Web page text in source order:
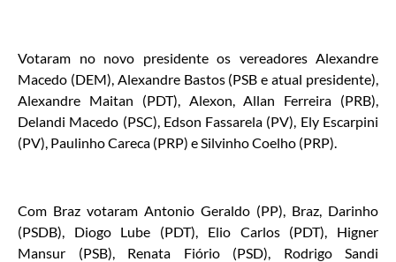
Votaram no novo presidente os vereadores Alexandre
Macedo (DEM), Alexandre Bastos (PSB e atual presidente),
Alexandre Maitan (PDT), Alexon, Allan Ferreira (PRB),
Delandi Macedo (PSC), Edson Fassarela (PV), Ely Escarpini
(PV), Paulinho Careca (PRP) e Silvinho Coelho (PRP).
Com Braz votaram Antonio Geraldo (PP), Braz, Darinho
(PSDB), Diogo Lube (PDT), Elio Carlos (PDT), Higner
Mansur (PSB), Renata Fiório (PSD), Rodrigo Sandi